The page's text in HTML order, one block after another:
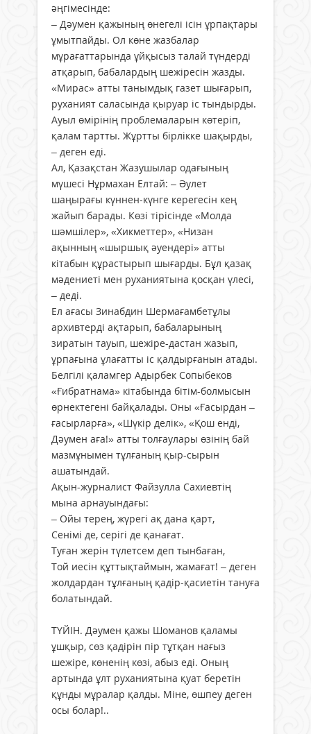
әңгімесінде:
– Дәумен қажының өнегелі ісін ұрпақтары
ұмытпайды. Ол көне жазбалар
мұрағаттарында ұйқысыз талай түндерді
атқарып, бабалардың шежіресін жазды.
«Мирас» атты танымдық газет шығарып,
руханият саласында қыруар іс тындырды.
Ауыл өмірінің проблемаларын көтеріп,
қалам тартты. Жұртты бірлікке шақырды,
– деген еді.
Ал, Қазақстан Жазушылар одағының
мүшесі Нұрмахан Елтай: – Әулет
шаңырағы күннен-күнге керегесін кең
жайып барады. Көзі тірісінде «Молда
шәмшілер», «Хикметтер», «Низан
ақынның «шыршық әуендері» атты
кітабын құрастырып шығарды. Бұл қазақ
мәдениеті мен руханиятына қосқан үлесі,
– деді.
Ел ағасы Зинабдин Шермағамбетұлы
архивтерді ақтарып, бабаларының
зиратын тауып, шежіре-дастан жазып,
ұрпағына ұлағатты іс қалдырғанын атады.
Белгілі қаламгер Адырбек Сопыбеков
«Ғибратнама» кітабында бітім-болмысын
өрнектегені байқалады. Оны «Ғасырдан –
ғасырларға», «Шүкір делік», «Қош енді,
Дәумен аға!» атты толғаулары өзінің бай
мазмұнымен тұлғаның қыр-сырын
ашатындай.
Ақын-журналист Файзулла Сахиевтің
мына арнауындағы:
– Ойы терең, жүрегі ақ дана қарт,
Сенімі де, серігі де қанағат.
Туған жерін түлетсем деп тынбаған,
Той иесін құттықтаймын, жамағат! – деген
жолдардан тұлғаның қадір-қасиетін тануға
болатындай.
ТҮЙІН. Дәумен қажы Шоманов қаламы
ұшқыр, сөз қадірін пір тұтқан нағыз
шежіре, көненің көзі, абыз еді. Оның
артында ұлт руханиятына қуат беретін
құнды мұралар қалды. Міне, өшпеу деген
осы болар!..